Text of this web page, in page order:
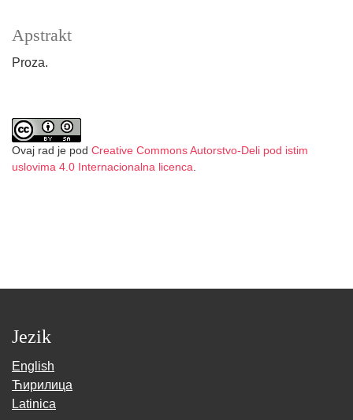
Apstrakt
Proza.
Ovaj rad je pod Creative Commons Autorstvo-Deli pod istim
uslovima 4.0 Internacionalna licenca.
Jezik
English
Ћирилица
Latinica